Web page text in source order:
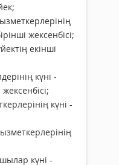
жексенбісі;
екінші
күні -
күні -
күні -